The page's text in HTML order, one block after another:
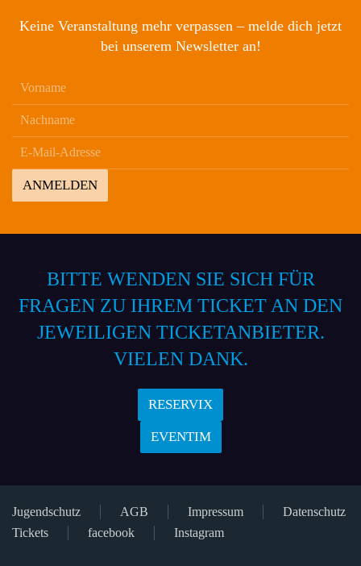
Keine Veranstaltung mehr verpassen – melde dich jetzt
bei unserem Newsletter an!
ANMELDEN
BITTE WENDEN SIE SICH FÜR
FRAGEN ZU IHREM TICKET AN DEN
JEWEILIGEN TICKETANBIETER.
VIELEN DANK.
RESERVIX
EVENTIM
Jugendschutz AGB Impressum
Datenschutz
Tickets
facebook Instagram